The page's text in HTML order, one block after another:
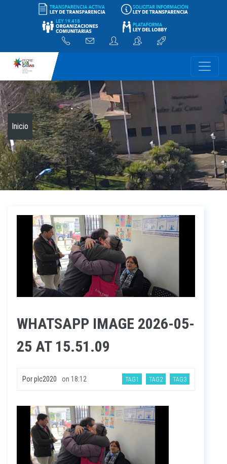
-
Inicio
WHATSAPP IMAGE 2026-05-
25 AT 15.51.09
Porplc2020 on 18:12 TAG1 TAG2 TAG3